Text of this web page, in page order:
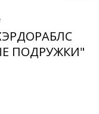
ХЭРДОРАБЛС
ПОДРУЖКИ"